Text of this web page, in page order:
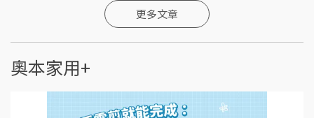
更多文章
奧本家用+